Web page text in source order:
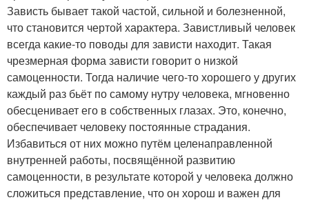
Зависть бывает такой частой, сильной и болезненной,
что становится чертой характера. Завистливый человек
всегда какие-то поводы для зависти находит. Такая
чрезмерная форма зависти говорит о низкой
самоценности. Тогда наличие чего-то хорошего у других
каждый раз бьёт по самому нутру человека, мгновенно
обесценивает его в собственных глазах. Это, конечно,
обеспечивает человеку постоянные страдания.
Избавиться от них можно путём целенаправленной
внутренней работы, посвящённой развитию
самоценности, в результате которой у человека должно
сложиться представление, что он хорош и важен для